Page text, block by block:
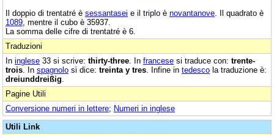
Il doppio di trentatré è sessantasei e il triplo è novantanove . Il quadrato è
1089 , mentre il cubo è 35937.
La somma delle cifre di trentatré è 6.
Traduzioni
In inglese 33 si scrive: thirty-three . In francese si traduce con: trente-
trois . In spagnolo si dice: treinta y tres . Infine in tedesco la traduzione è:
dreiunddreißig
Pagine Utili
Conversione numeri in lettere; Numeri in inglese
Utili Link